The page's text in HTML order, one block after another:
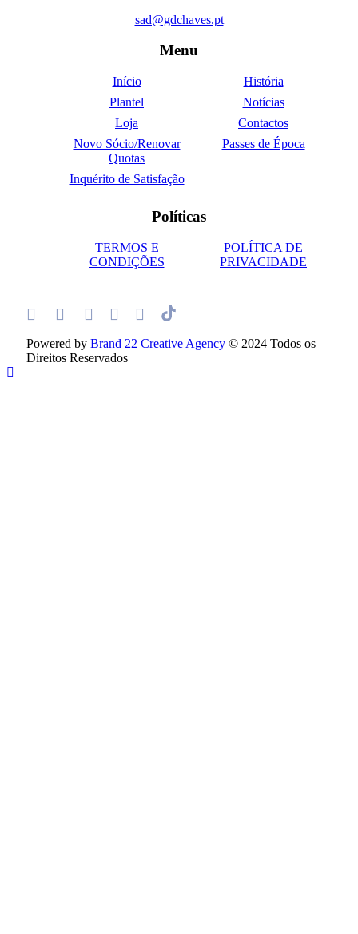
sad@gdchaves.pt
Menu
Início
História
Plantel
Notícias
Loja
Contactos
Novo Sócio/Renovar
Quotas
Passes de Época
Inquérito de Satisfação
Políticas
TERMOS E
CONDIÇÕES
POLÍTICA DE
PRIVACIDADE
Powered by Brand 22 Creative Agency © 2024 Todos os
Direitos Reservados